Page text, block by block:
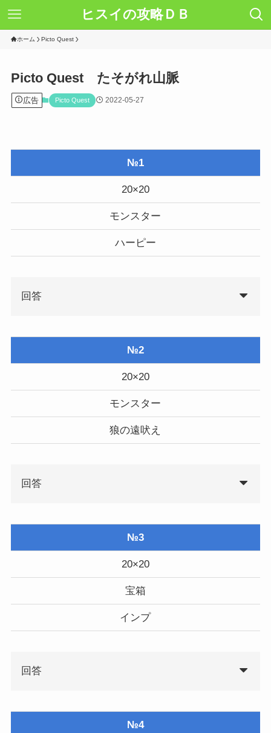
ヒスイの攻略ＤＢ
ホーム Picto Quest
Picto Quest たそがれ山脈
広告 Picto Quest 2022-05-27
№1
20×20
モンスター
ハーピー
回答
№2
20×20
モンスター
狼の遠吠え
回答
№3
20×20
宝箱
インプ
回答
№4